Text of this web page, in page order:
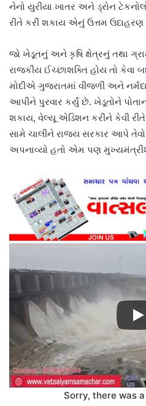
નેનો યુરીયા ખાતર અને ડ્રોન
રીતે કરી શકાય એનું ઉત્તમ
જો ખેડૂતનું અને કૃષિ ક્ષેત્રનું તથા
રાજકીય ઈચ્છાશક્તિ હોય તો કેવા
મોદીએ ગુજરાતમાં વીજળી અને
આપીને પુરવાર કર્યું છે. ખેડૂતોને
શકાય, વેલ્યૂ એડિશન કરીને કેવી
સામે ચાલીને રાજ્ય સરકાર આપે
અપનાવ્યો હતો એમ પણ
Sorry, there was